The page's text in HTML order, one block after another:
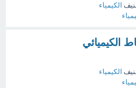
الكيمياء
الكيميائي
الكيمياء